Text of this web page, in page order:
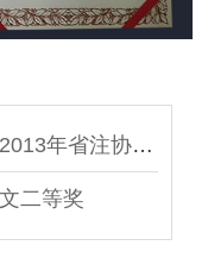
信文化建设”先进单位
二等奖